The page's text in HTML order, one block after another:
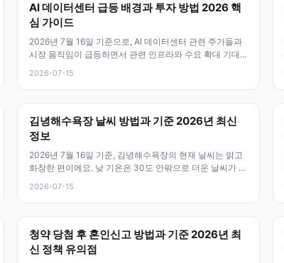
AI 데이터센터 급등 배경과 투자 방법 2026 핵
심 가이드
2026년 7월 16일 기준으로, AI 데이터센터 관련 주가들과
시장 움직임이 급등하면서 관련 인프라와 수요 확대 기대
2026-07-15
김녕해수욕장 날씨 방법과 기준 2026년 최신
정보
2026년 7월 16일 기준, 김녕해수욕장의 현재 날씨는 맑고
화창한 편이에요. 낮 기온은 30도 안팎으로 더운 날씨가 계
2026-07-15
청약 당첨 후 혼인신고 방법과 기준 2026년 최
신 정책 유의점